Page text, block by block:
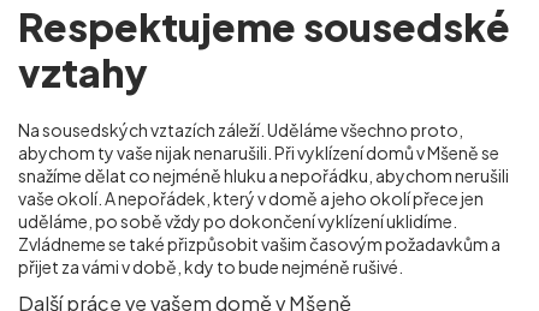
Respektujeme sousedské
vztahy
Na sousedských vztazích záleží. Uděláme všechno proto,
abychom ty vaše nijak nenarušili. Při vyklízení domů v Mšeně se
snažíme dělat co nejméně hluku a nepořádku, abychom nerušili
vaše okolí. A nepořádek, který v domě a jeho okolí přece jen
uděláme, po sobě vždy po dokončení vyklízení uklidíme.
Zvládneme se také přizpůsobit vašim časovým požadavkům a
přijet za vámi v době, kdy to bude nejméně rušivé.
Další práce ve vašem domě v Mšeně